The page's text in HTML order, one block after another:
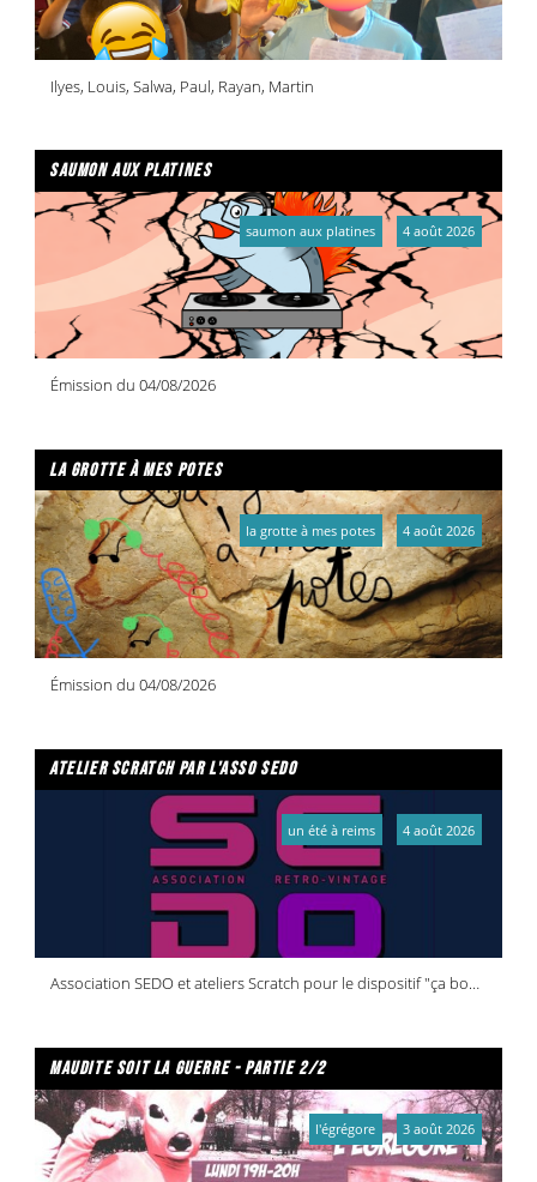
Ilyes, Louis, Salwa, Paul, Rayan, Martin
saumon aux platines
Émission du 04/08/2026
saumon aux platines 4 août 2026
la grotte à mes potes
Émission du 04/08/2026
la grotte à mes potes 4 août 2026
atelier scratch par l'asso sedo
Association SEDO et ateliers Scratch pour le dispositif "ça bouge dans vos quartiers !"
un été à reims 4 août 2026
maudite soit la guerre - partie 2/2
l'égrégore 3 août 2026